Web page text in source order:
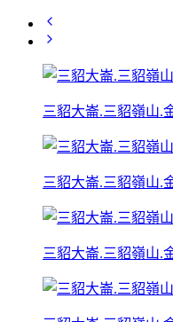
三貂大崙.三貂嶺山.
三貂大崙.三貂嶺山.
三貂大崙.三貂嶺山.